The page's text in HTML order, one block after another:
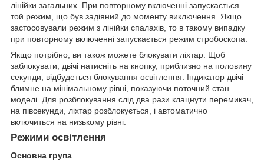
лінійки загальних. При повторному включенні запускається
той режим, що був задіяний до моменту виключення. Якщо
застосовували режим з лінійки спалахів, то в такому випадку
при повторному включенні запускається режим стробоскопа.
Якщо потрібно, ви також можете блокувати ліхтар. Щоб
заблокувати, двічі натисніть на кнопку, приблизно на половину
секунди, відбудеться блокування освітлення. Індикатор двічі
блимне на мінімальному рівні, показуючи поточний стан
моделі. Для розблокування слід два рази клацнути перемикач,
на півсекунди, ліхтар розблокується, і автоматично
включиться на низькому рівні.
Режими освітлення
Основна група